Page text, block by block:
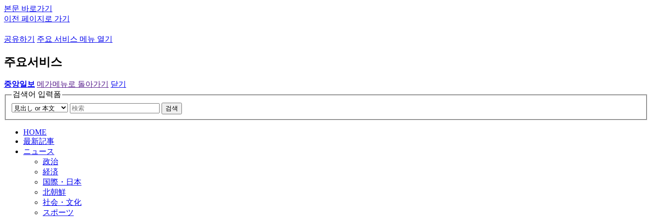
본문 바로가기
이전 페이지로 가기
공유하기 주요 서비스 메뉴 열기
주요서비스
중앙일보 메가메뉴로 돌아가기
닫기
검색어 입력폼
검색
HOME
最新記事
ニュース
政治
経済
国際・日本
北朝鮮
社会・文化
スポーツ